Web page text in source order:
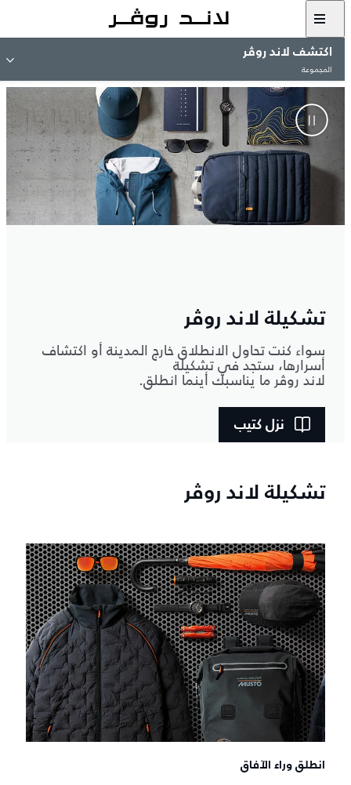
اكتشف لاند روڤر
المجموعة
تشكيلة لاند روڤر
سواء كنت تحاول الانطلاق خارج المدينة أو اكتشاف
أسرارها، ستجد في تشكيلة
لاند روڤر ما يناسبك أينما انطلق.
نزل كتيب
تشكيلة لاند روڤر
انطلق وراء الآفاق